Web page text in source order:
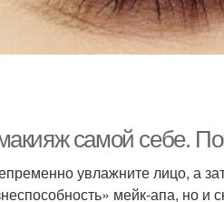
самой себе.
увлажните лицо, а
мейк-апа, но